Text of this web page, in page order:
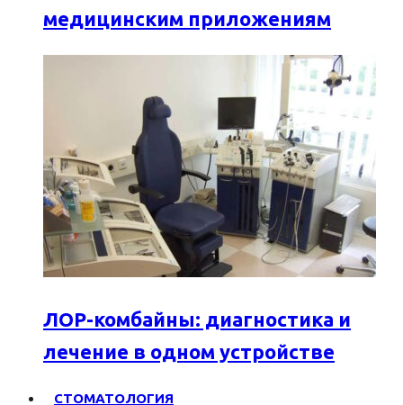
медицинским приложениям
ЛОР-комбайны: диагностика и
лечение в одном устройстве
СТОМАТОЛОГИЯ